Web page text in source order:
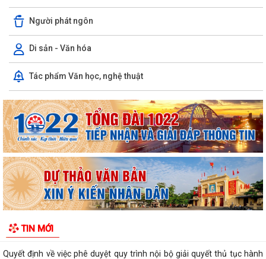
Người phát ngôn
Di sản - Văn hóa
Tác phẩm Văn học, nghệ thuật
TIN MỚI
và Quỹ tín dụng nhân dân Tứ Cường
ĐỘI TUYỂN NHI ĐỒNG XÃ THANH MIỆN SẴN SÀNG TRANH TÀI TẠI GIẢI
BÓNG ĐÁ HOA PHƯỢNG THÀNH PHỐ HẢI PHÒNG...
HỘI NẠN NHÂN CHẤT ĐỘC DA CAM/DIOXIN XÃ THANH MIỆN GẶP MẶT
KỶ NIỆM 65 NĂM NGÀY THẢM HỌA DA CAM VIỆT...
ĐẢNG BỘ XÃ THANH MIỆN ĐẨY MẠNH SỬ DỤNG ỨNG DỤNG SỔ TAY
ĐIỆN TỬ ĐẢNG VIÊN
Chương trình mục tiêu quốc gia
Quyết định về việc phê duyệt quy trình nội bộ giải quyết thủ tục hành